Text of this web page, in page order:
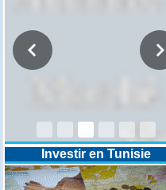
EXERCICES 2025-2026-2027
Investir en Tunisie